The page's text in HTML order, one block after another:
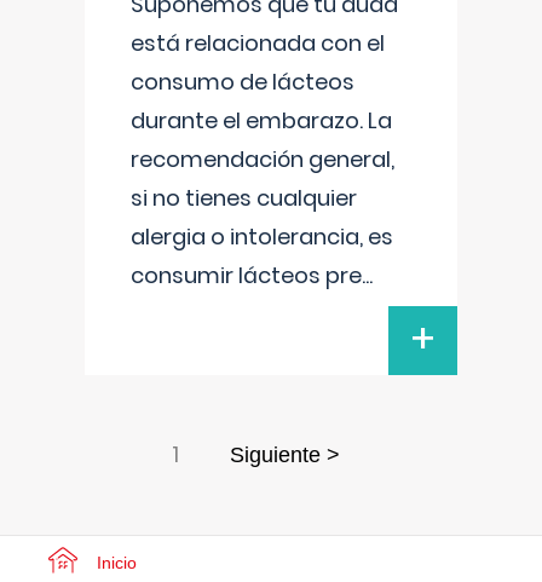
está relacionada con el
consumo de lácteos
durante el embarazo. La
recomendación general,
si no tienes cualquier
alergia o intolerancia, es
consumir lácteos pre...
+
1 Siguiente >
Inicio